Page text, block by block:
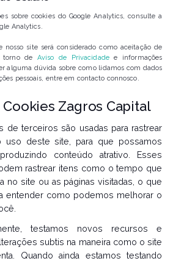
sobre cookies do Google Analytics, consulte a
Analytics.
nosso site será considerado como aceitação de
torno de Aviso de Privacidadee informações
alguma dúvida sobre como lidamos com dados
pessoais, entre em contacto connosco.
Zagros Capital
de terceiros são usadas para rastrear
deste site, para que possamos
conteúdo atrativo. Esses
rastrear itens como o tempo que
no site ou as páginas visitadas, o que
entender como podemos melhorar o
testamos novos recursos e
subtis na maneira como o site
Quando ainda estamos testando